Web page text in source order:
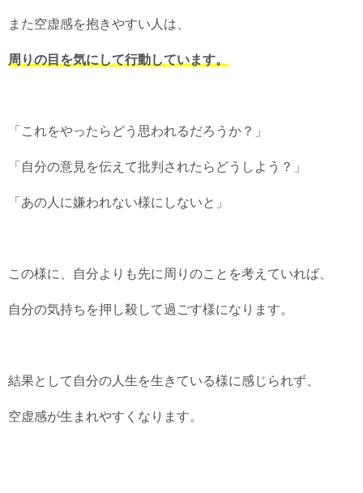
また空虚感を抱きやすい人は、
周りの目を気にして行動しています。
「これをやったらどう思われるだろうか？」
「自分の意見を伝えて批判されたらどうしよう？」
「あの人に嫌われない様にしないと」
この様に、自分よりも先に周りのことを考えていれば、
自分の気持ちを押し殺して過ごす様になります。
結果として自分の人生を生きている様に感じられず、
空虚感が生まれやすくなります。